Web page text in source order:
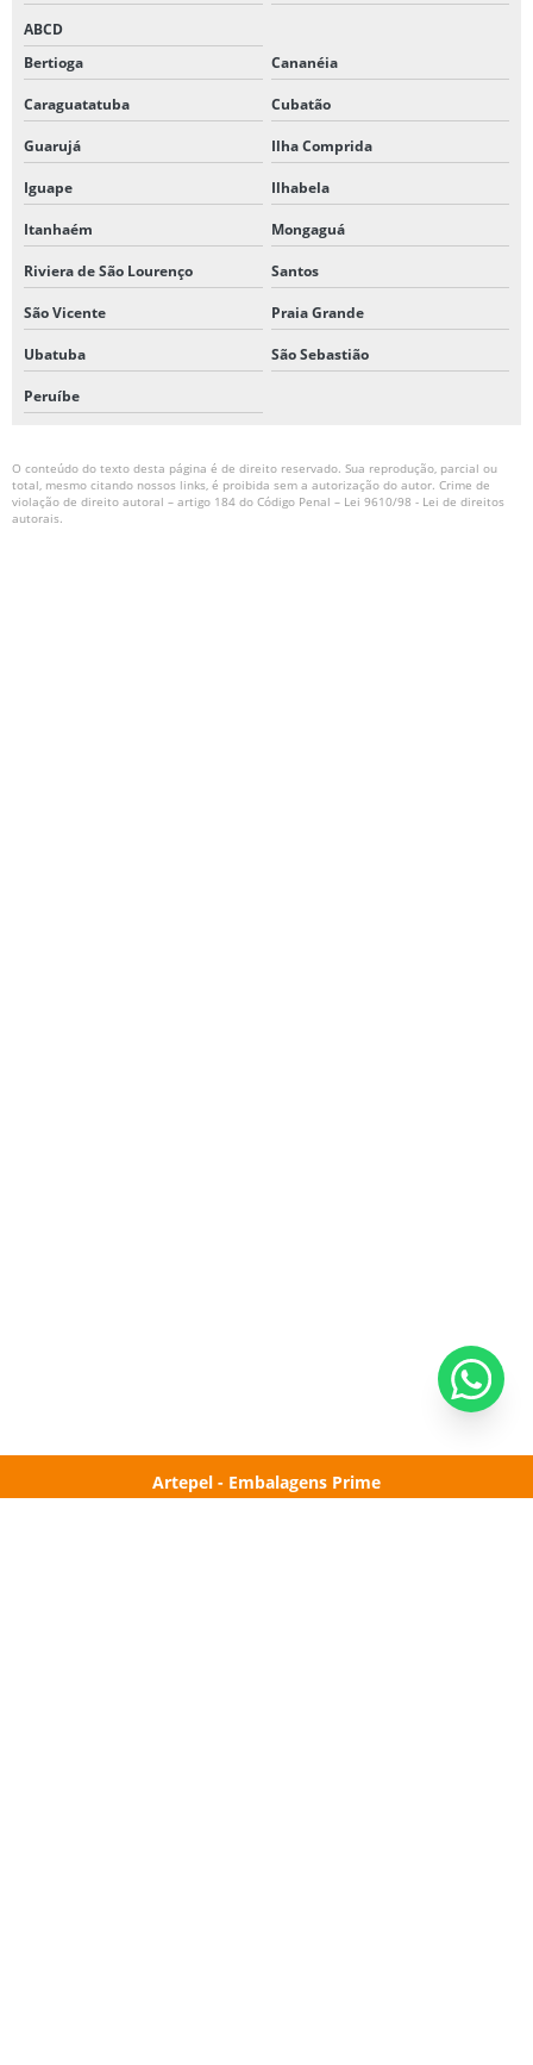
ABCD
Bertioga
Cananéia
Caraguatatuba Cubatão
Guarujá Ilha Comprida
Iguape Ilhabela
Itanhaém Mongaguá
Riviera de São Lourenço Santos
São Vicente Praia Grande
Ubatuba São Sebastião
Peruíbe
O conteúdo do texto desta página é de direito reservado. Sua reprodução, parcial ou
total, mesmo citando nossos links, é proibida sem a autorização do autor. Crime de
violação de direito autoral – artigo 184 do Código Penal – Lei 9610/98 - Lei de direitos
autorais.
Artepel - Embalagens Prime